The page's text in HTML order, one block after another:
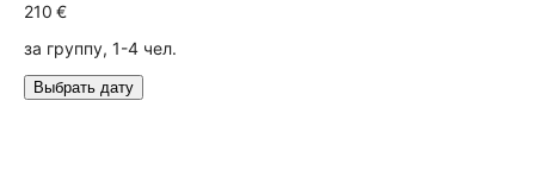
210 €
за группу, 1-4 чел.
Выбрать дату